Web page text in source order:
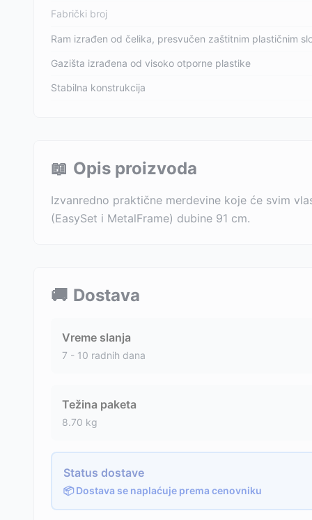
Fabrički broj
Ram izrađen od čelika, presvučen zaštitnim plastičnim
Gazišta izrađena od visoko otporne plastike
Stabilna konstrukcija
📖 Opis proizvoda
Izvanredno praktične merdevine koje će svim
(EasySet i MetalFrame) dubine 91 cm.
🚚 Dostava
Vreme slanja
7 - 10 radnih dana
Težina paketa
8.70 kg
Status dostave
📦 Dostava se naplaćuje prema cenovniku